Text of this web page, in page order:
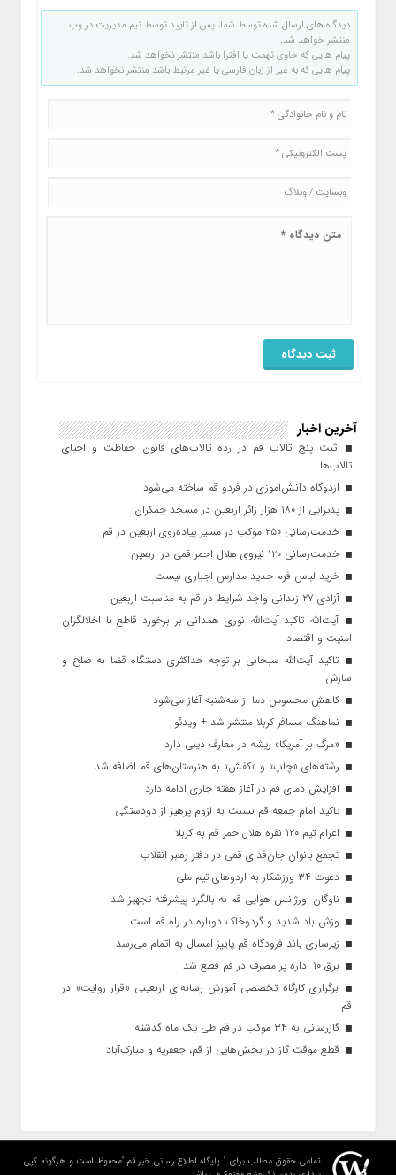
دیدگاه های ارسال شده توسط شما، پس از تایید توسط تیم مدیریت در وب
منتشر خواهد شد.
پیام هایی که حاوی تهمت یا افترا باشد منتشر نخواهد شد.
پیام هایی که به غیر از زبان فارسی یا غیر مرتبط باشد منتشر نخواهد شد.
آخرین اخبار
ثبت پنج تالاب قم در رده تالاب‌های قانون حفاظت و احیای
تالاب‌ها
اردوگاه دانش‌آموزی در فردو قم ساخته می‌شود
پذیرایی از ۱۸۰ هزار زائر اربعین در مسجد جمکران
خدمت‌رسانی ۲۵۰ موکب در مسیر پیاده‌روی اربعین در قم
خدمت‌رسانی ۱۲۰ نیروی هلال احمر قمی در اربعین
خرید لباس فرم جدید مدارس اجباری نیست
آزادی ۲۷ زندانی واجد شرایط در قم به مناسبت اربعین
آیت‌الله تاکید آیت‌الله نوری همدانی بر برخورد قاطع با اخلالگران
امنیت و اقتصاد
تاکید آیت‌الله‌ سبحانی بر توجه حداکثری دستگاه قضا به صلح و
سازش
کاهش محسوس دما از سه‌شنبه آغاز می‌شود
نماهنگ مسافر کربلا منتشر شد + ویدئو
«مرگ بر آمریکا» ریشه در معارف دینی دارد
رشته‌های «چاپ» و «کفش» به هنرستان‌های قم اضافه شد
افزایش دمای قم در آغاز هفته جاری ادامه دارد
تاکید امام جمعه قم نسبت به لزوم پرهیز از دودستگی
اعزام تیم ۱۲۰ نفره هلال‌احمر قم به کربلا
تجمع بانوان جان‌فدای قمی در دفتر رهبر انقلاب
دعوت ۳۴ ورزشکار به اردوهای تیم ملی
ناوگان اورژانس هوایی قم به بالگرد پیشرفته تجهیز شد
وزش باد شدید و گردوخاک دوباره در راه قم است
زیرسازی باند فرودگاه قم پاییز امسال به اتمام می‌رسد
برق ۱۰ اداره پر مصرف در قم قطع شد
برگزاری کارگاه تخصصی آموزش رسانه‌ای اربعینی «قرار روایت» در
قم
گازرسانی به ۳۴ موکب در قم طی یک ماه گذشته
قطع موقت گاز در بخش‌هایی از قم، جعفریه و مبارک‌آباد
تمامی حقوق مطالب برای " پایگاه اطلاع رسانی خبر قم "محفوظ است و هرگونه کپی